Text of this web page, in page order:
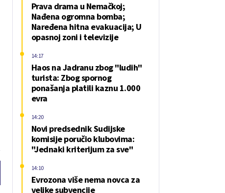
Prava drama u Nemačkoj;
Nađena ogromna bomba;
Naređena hitna evakuacija; U
opasnoj zoni i televizije
Haos na Jadranu zbog "ludih"
turista: Zbog spornog
ponašanja platili kaznu 1.000
evra
14:17
Novi predsednik Sudijske
komisije poručio klubovima:
"Jednaki kriterijum za sve"
14:20
Evrozona više nema novca za
velike subvencije
14:10